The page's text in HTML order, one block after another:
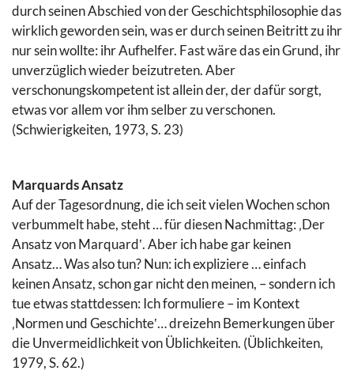
durch seinen Abschied von der Geschichtsphilosophie das
wirklich geworden sein, was er durch seinen Beitritt zu ihr
nur sein wollte: ihr Aufhelfer. Fast wäre das ein Grund, ihr
unverzüglich wieder beizutreten. Aber
verschonungskompetent ist allein der, der dafür sorgt,
etwas vor allem vor ihm selber zu verschonen.
(Schwierigkeiten, 1973, S. 23)
Marquards Ansatz
Auf der Tagesordnung, die ich seit vielen Wochen schon
verbummelt habe, steht … für diesen Nachmittag: ‚Der
Ansatz von Marquard‛. Aber ich habe gar keinen
Ansatz… Was also tun? Nun: ich expliziere … einfach
keinen Ansatz, schon gar nicht den meinen, – sondern ich
tue etwas stattdessen: Ich formuliere – im Kontext
‚Normen und Geschichte‛… dreizehn Bemerkungen über
die Unvermeidlichkeit von Üblichkeiten. (Üblichkeiten,
1979, S. 62.)